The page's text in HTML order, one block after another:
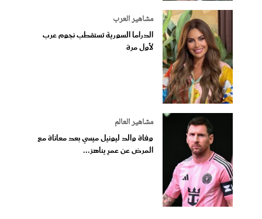
مشاهير العرب
الدراما السورية تستقطب نجوم عرب
لأول مرة
مشاهير العالم
وفاة والد ليونيل ميسي بعد معاناة مع
المرض عن عمرٍ يناهز...